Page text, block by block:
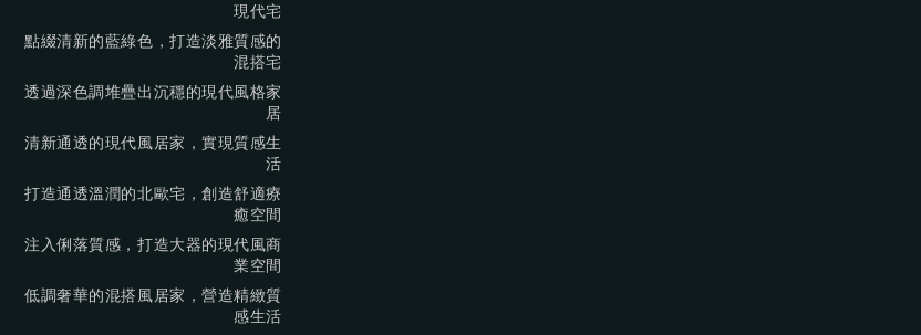
現代宅
點綴清新的藍綠色，打造淡雅質感的
混搭宅
透過深色調堆疊出沉穩的現代風格家
居
清新通透的現代風居家，實現質感生
活
打造通透溫潤的北歐宅，創造舒適療
癒空間
注入俐落質感，打造大器的現代風商
業空間
低調奢華的混搭風居家，營造精緻質
感生活